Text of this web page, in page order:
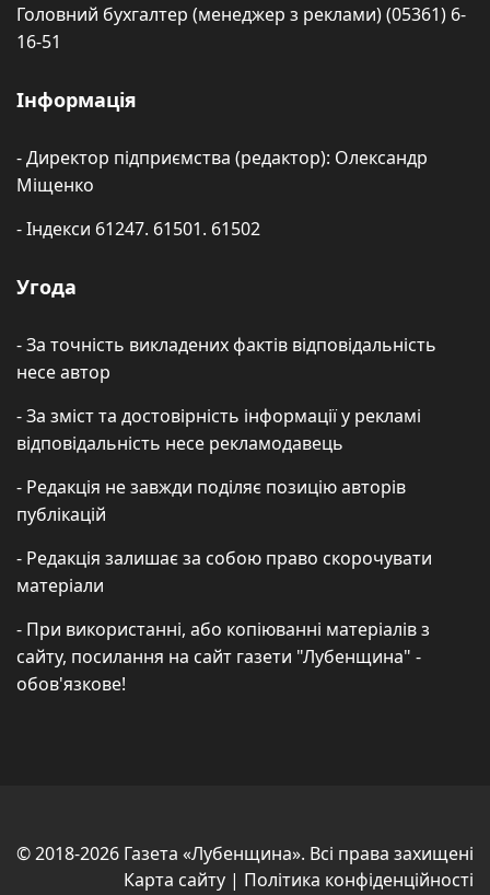
Головний бухгалтер (менеджер з реклами) (05361) 6-
16-51
Інформація
- Директор підприємства (редактор): Олександр
Міщенко
- Індекси 61247. 61501. 61502
Угода
- За точність викладених фактів відповідальність
несе автор
- За зміст та достовірність інформації у рекламі
відповідальність несе рекламодавець
- Редакція не завжди поділяє позицію авторів
публікацій
- Редакція залишає за собою право скорочувати
матеріали
- При використанні, або копіюванні матеріалів з
сайту, посилання на сайт газети "Лубенщина" -
обов'язкове!
© 2018-2026 Газета «Лубенщина». Всі права захищені
Карта сайту | Політика конфіденційності